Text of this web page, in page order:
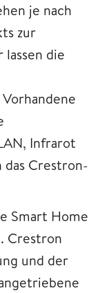
je nach
zur
die
Infrarot
Crestron-
Smart Home
Crestron
und der